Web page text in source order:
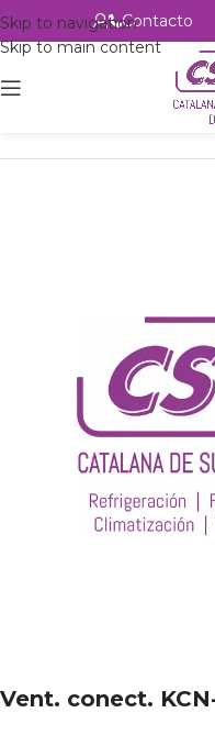
Skip to navigation
Skip to main content
Contacto
Vent. conect.